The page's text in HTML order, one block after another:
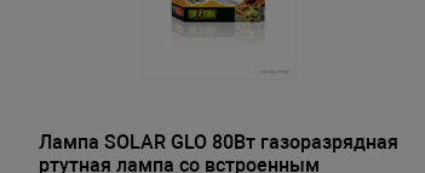
Лампа SOLAR GLO 80Вт газоразрядная
ртутная лампа со встроенным